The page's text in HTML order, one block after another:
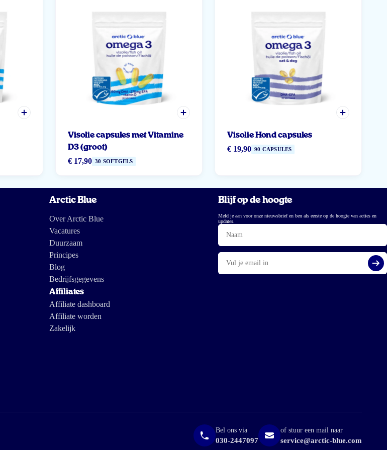
Visolie capsules met Vitamine
D3 (groot)
€ 17,90 30 SOFTGELS
Visolie Hond capsules
€ 19,90 90 CAPSULES
Arctic Blue
Over Arctic Blue
Vacatures
Duurzaam
Principes
Blog
Bedrijfsgegevens
Affiliates
Affiliate dashboard
Affiliate worden
Zakelijk
Blijf op de hoogte
Meld je aan voor onze nieuwsbrief en ben als eerste op de hoogte van acties en
updates.
Naam
E-
mail
Bel ons via
030-2447097
of stuur een mail naar
service@arctic-blue.com